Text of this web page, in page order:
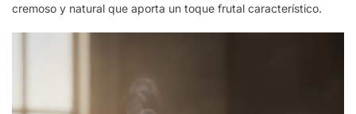
cremoso y natural que aporta un toque frutal característico.